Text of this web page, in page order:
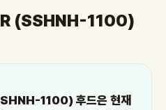
(SSHNH-1100)
1100) 후드은 현재